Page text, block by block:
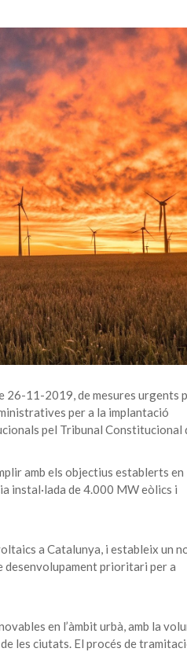
26-11-2019, de mesures urgents
per a la implantació
pel Tribunal Constitucional
amb els objectius establerts en
instal·lada de 4.000 MW eòlics i
a Catalunya, i estableix un
desenvolupament prioritari per a
en l’àmbit urbà, amb la
les ciutats. El procés de